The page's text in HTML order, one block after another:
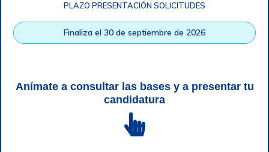
Autoridad Portuaria de Tarragona © Todos los derechos
PLAZO PRESENTACIÓN SOLICITUDES
Finaliza el 30 de septiembre de 2026
Anímate a consultar las bases y a presentar tu
candidatura